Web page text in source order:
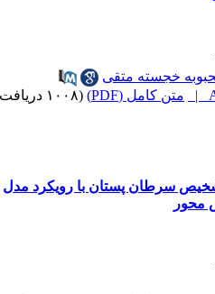
خجسته متقی
متن کامل (PDF) (۱۰۰۸ دریافت)
سرطان پستان با رویکرد مدل